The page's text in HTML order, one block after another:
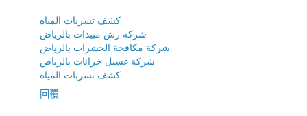
كشف تسربات المياه
شركة رش مبيدات بالرياض
شركة مكافحة الحشرات بالرياض
شركة غسيل خزانات بالرياض
كشف تسربات المياه
回覆